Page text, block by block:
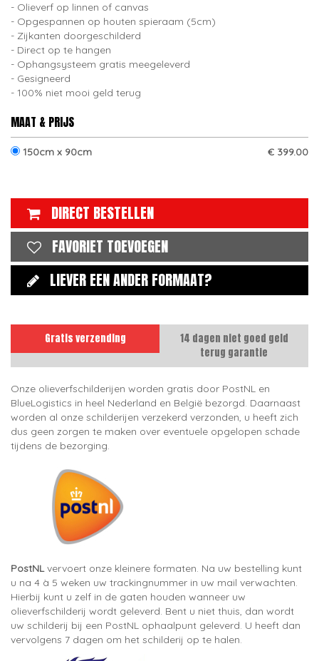
Olieverf op linnen of canvas
Opgespannen op houten spieraam (5cm)
Zijkanten doorgeschilderd
Direct op te hangen
Ophangsysteem gratis meegeleverd
Gesigneerd
100% niet mooi geld terug
MAAT & PRIJS
150cm x 90cm € 399.00
DIRECT BESTELLEN
FAVORIET TOEVOEGEN
LIEVER EEN ANDER FORMAAT?
Gratis verzending
14 dagen niet goed geld
terug garantie
Onze olieverfschilderijen worden gratis door PostNL en
BlueLogistics in heel Nederland en België bezorgd. Daarnaast
worden al onze schilderijen verzekerd verzonden, u heeft zich
dus geen zorgen te maken over eventuele opgelopen schade
tijdens de bezorging.
PostNLvervoert onze kleinere formaten. Na uw bestelling kunt
u na 4 à 5 weken uw trackingnummer in uw mail verwachten.
Hierbij kunt u zelf in de gaten houden wanneer uw
olieverfschilderij wordt geleverd. Bent u niet thuis, dan wordt
uw schilderij bij een PostNL ophaalpunt geleverd. U heeft dan
vervolgens 7 dagen om het schilderij op te halen.